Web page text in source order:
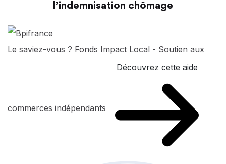
l’indemnisation chômage
Le saviez-vous ? Fonds Impact Local - Soutien aux
commerces indépendants
Découvrez cette aide